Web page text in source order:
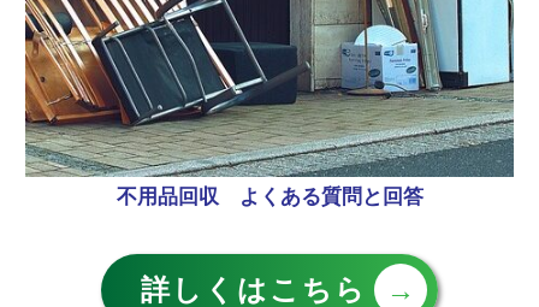
不用品回収 よくある質問と回答
詳しくはこちら→